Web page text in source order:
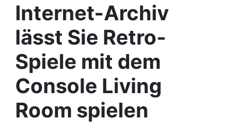
Internet-Archiv
lässt Sie Retro-
Spiele mit dem
Console Living
Room spielen